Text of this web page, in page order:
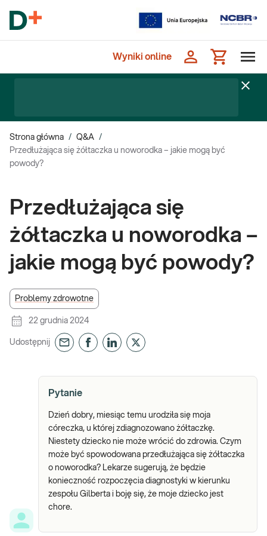
Wyniki online
Strona główna / Q&A /
Przedłużająca się żółtaczka u noworodka – jakie mogą być
powody?
Przedłużająca się
żółtaczka u noworodka –
jakie mogą być powody?
Problemy zdrowotne
22 grudnia 2024
Udostępnij
Pytanie
Dzień dobry, miesiąc temu urodziła się moja
córeczka, u której zdiagnozowano żółtaczkę.
Niestety dziecko nie może wrócić do zdrowia. Czym
może być spowodowana przedłużająca się żółtaczka
o noworodka? Lekarze sugerują, że będzie
konieczność rozpoczęcia diagnostyki w kierunku
zespołu Gilberta i boję się, że moje dziecko jest
chore.